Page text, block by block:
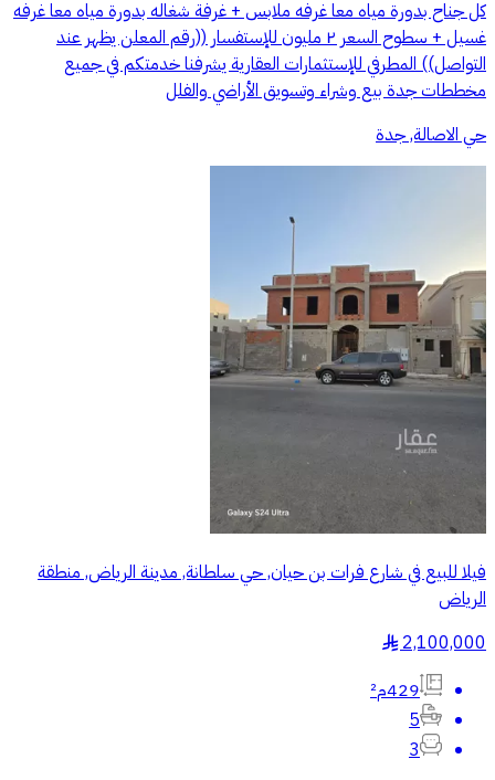
كل جناح بدورة مياه معا غرفه ملابس + غرفة شغاله بدورة مياه معا غرفه
غسيل + سطوح السعر ٢ مليون للإستفسار ((رقم المعلن يظهر عند
التواصل)) المطرفي للإستثمارات العقارية يشرفنا خدمتكم في جميع
مخططات جدة بيع وشراء وتسويق الأراضي والفلل
حي الاصالة, جدة
فيلا للبيع في شارع فرات بن حيان, حي سلطانة, مدينة الرياض, منطقة
الرياض
2,100,000
§
429م²
5
3